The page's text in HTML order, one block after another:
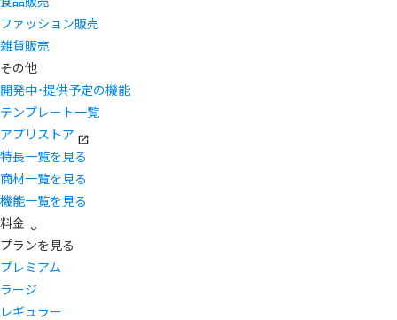
ファッション販売
雑貨販売
その他
開発中・提供予定の機能
テンプレート一覧
アプリストア
特長一覧を見る
商材一覧を見る
機能一覧を見る
料金
プランを見る
プレミアム
ラージ
レギュラー